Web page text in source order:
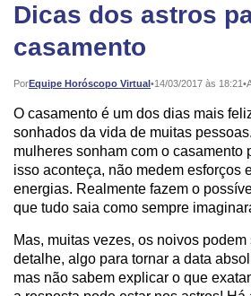
Dicas dos astros
casamento
PorEquipe Horóscopo Virtual•
Publicado: 14/03/2017 às 18:21•
O casamento é um dos dias mais
sonhados da vida de muitas
mulheres sonham com o casamento
isso aconteça, não medem esforços
energias. Realmente fazem o
que tudo saia como sempre
Mas, muitas vezes, os noivos
detalhe, algo para tornar a data
mas não sabem explicar o que